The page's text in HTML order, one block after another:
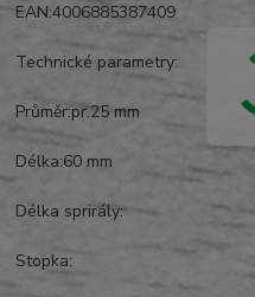
EAN:4006885387409
Technické parametry:
Průměr:pr.25 mm
Délka:60 mm
Délka sprirály:
Stopka: